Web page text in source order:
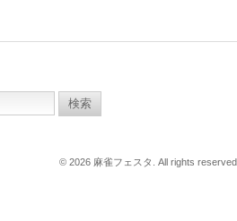
© 2026 麻雀フェスタ. All rights